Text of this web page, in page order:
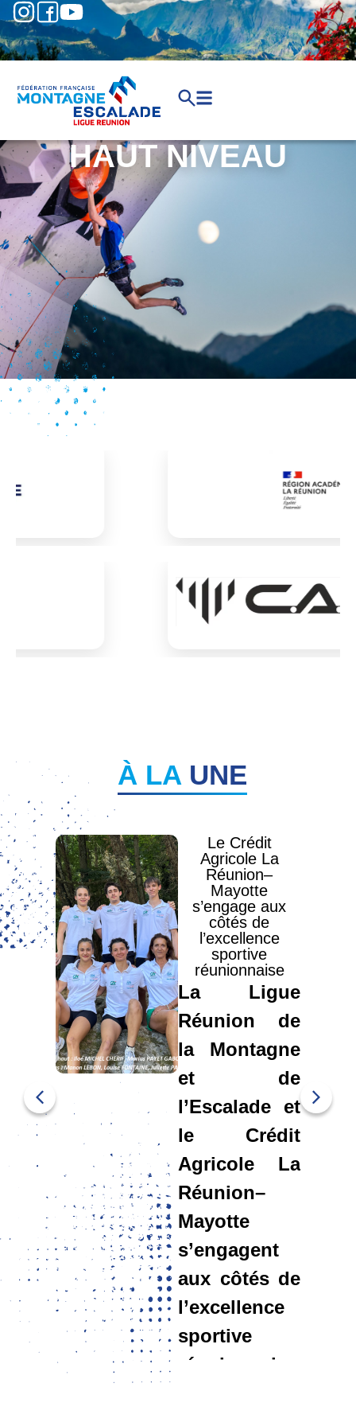
HAUT NIVEAU
À LA UNE
Le Crédit
Agricole La
Réunion–
Mayotte
s’engage aux
côtés de
l’excellence
sportive
réunionnaise
La Ligue
Réunion de
la Montagne
et de
l’Escalade et
le Crédit
Agricole La
Réunion–
Mayotte
s’engagent
aux côtés de
l’excellence
sportive
réunionnaise.